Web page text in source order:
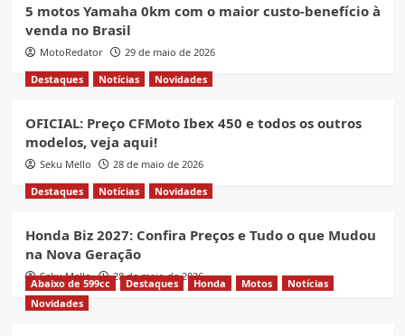
5 motos Yamaha 0km com o maior custo-benefício à
venda no Brasil
MotoRedator
29 de maio de 2026
Destaques
Notícias Novidades
OFICIAL: Preço CFMoto Ibex 450 e todos os outros
modelos, veja aqui!
Seku Mello
28 de maio de 2026
Destaques
Notícias Novidades
Honda Biz 2027: Confira Preços e Tudo o que Mudou
na Nova Geração
Seku Mello 28 de maio de 2026
Abaixo de 599cc Destaques Honda Motos
Notícias
Novidades